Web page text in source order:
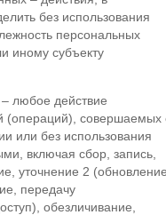
без использования
персональных
иному субъекту
любое действие
(операций), совершаемых
или без использования
включая сбор, запись,
уточнение 2
передачу
обезличивание,